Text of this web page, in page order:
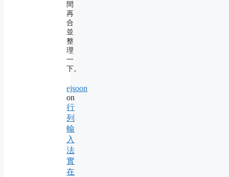
間
再
合
並
整
理
一
下。
ejsoon
on
行
列
輸
入
法
實
在